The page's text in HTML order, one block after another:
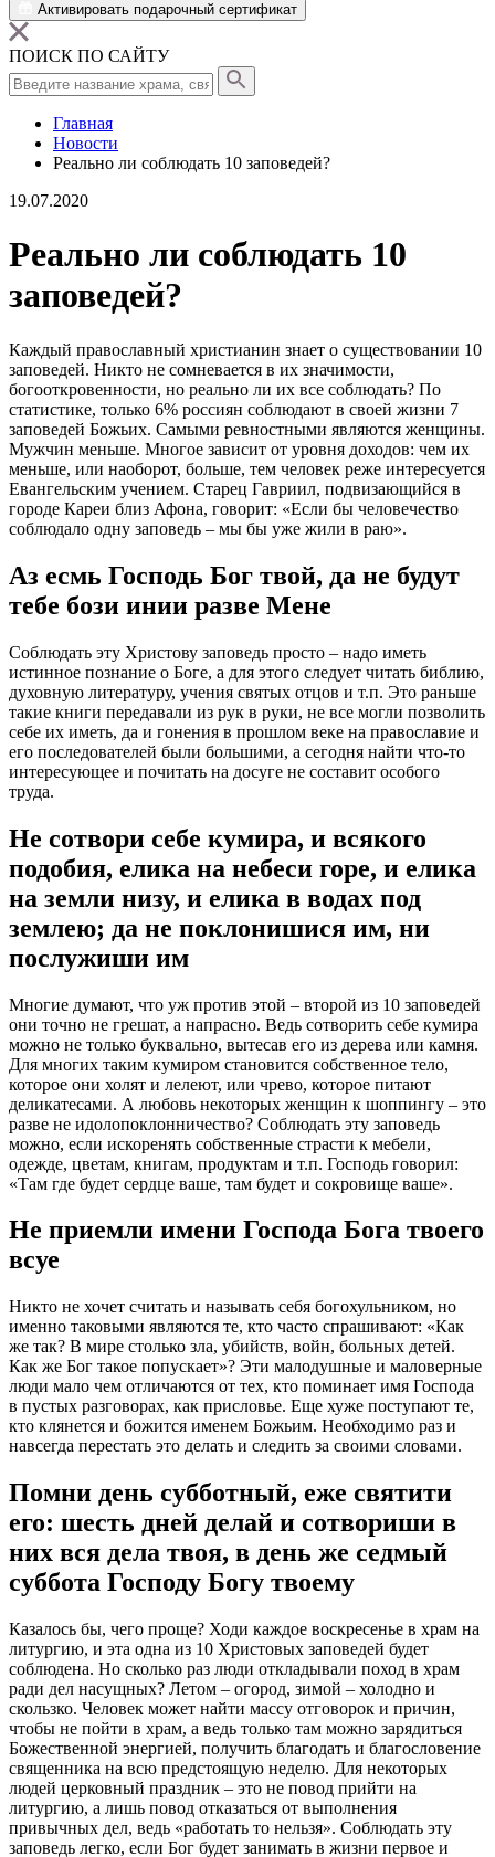
Активировать подарочный сертификат
ПОИСК ПО САЙТУ
Главная
Новости
Реально ли соблюдать 10 заповедей?
19.07.2020
Реально ли соблюдать 10
заповедей?
Каждый православный христианин знает о существовании 10
заповедей. Никто не сомневается в их значимости,
богооткровенности, но реально ли их все соблюдать? По
статистике, только 6% россиян соблюдают в своей жизни 7
заповедей Божьих. Самыми ревностными являются женщины.
Мужчин меньше. Многое зависит от уровня доходов: чем их
меньше, или наоборот, больше, тем человек реже интересуется
Евангельским учением. Старец Гавриил, подвизающийся в
городе Кареи близ Афона, говорит: «Если бы человечество
соблюдало одну заповедь – мы бы уже жили в раю».
Аз есмь Господь Бог твой, да не будут
тебе бози инии разве Мене
Соблюдать эту Христову заповедь просто – надо иметь
истинное познание о Боге, а для этого следует читать библию,
духовную литературу, учения святых отцов и т.п. Это раньше
такие книги передавали из рук в руки, не все могли позволить
себе их иметь, да и гонения в прошлом веке на православие и
его последователей были большими, а сегодня найти что-то
интересующее и почитать на досуге не составит особого
труда.
Не сотвори себе кумира, и всякого
подобия, елика на небеси горе, и елика
на земли низу, и елика в водах под
землею; да не поклонишися им, ни
послужиши им
Многие думают, что уж против этой – второй из 10 заповедей
они точно не грешат, а напрасно. Ведь сотворить себе кумира
можно не только буквально, вытесав его из дерева или камня.
Для многих таким кумиром становится собственное тело,
которое они холят и лелеют, или чрево, которое питают
деликатесами. А любовь некоторых женщин к шоппингу – это
разве не идолопоклонничество? Соблюдать эту заповедь
можно, если искоренять собственные страсти к мебели,
одежде, цветам, книгам, продуктам и т.п. Господь говорил:
«Там где будет сердце ваше, там будет и сокровище ваше».
Не приемли имени Господа Бога твоего
всуе
Никто не хочет считать и называть себя богохульником, но
именно таковыми являются те, кто часто спрашивают: «Как
же так? В мире столько зла, убийств, войн, больных детей.
Как же Бог такое попускает»? Эти малодушные и маловерные
люди мало чем отличаются от тех, кто поминает имя Господа
в пустых разговорах, как присловье. Еще хуже поступают те,
кто клянется и божится именем Божьим. Необходимо раз и
навсегда перестать это делать и следить за своими словами.
Помни день субботный, еже святити
его: шесть дней делай и сотвориши в
них вся дела твоя, в день же седмый
суббота Господу Богу твоему
Казалось бы, чего проще? Ходи каждое воскресенье в храм на
литургию, и эта одна из 10 Христовых заповедей будет
соблюдена. Но сколько раз люди откладывали поход в храм
ради дел насущных? Летом – огород, зимой – холодно и
скользко. Человек может найти массу отговорок и причин,
чтобы не пойти в храм, а ведь только там можно зарядиться
Божественной энергией, получить благодать и благословение
священника на всю предстоящую неделю. Для некоторых
людей церковный праздник – это не повод прийти на
литургию, а лишь повод отказаться от выполнения
привычных дел, ведь «работать то нельзя». Соблюдать эту
заповедь легко, если Бог будет занимать в жизни первое и